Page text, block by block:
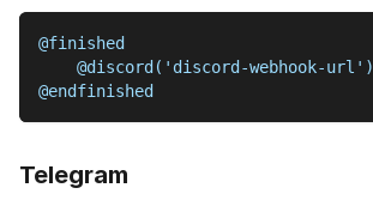
@finished
    @discord('discord-webhook-url')
@endfinished
Telegram